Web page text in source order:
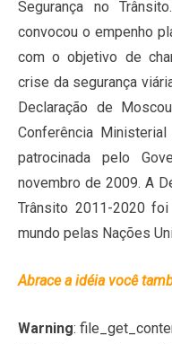
Segurança no
convocou o empenho
com o objetivo de
crise da segurança
Declaração de
Conferência
patrocinada pelo
novembro de 2009. A
Trânsito 2011-2020
mundo pelas Nações
Abrace a idéia você
Warning: